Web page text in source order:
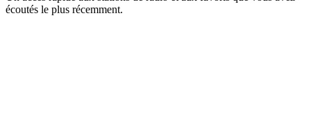
écoutés le plus récemment.